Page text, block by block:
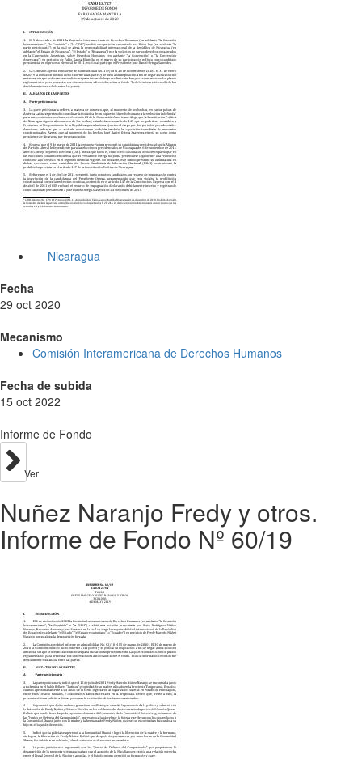
Nicaragua
Fecha
29 oct 2020
Mecanismo
Comisión Interamericana de Derechos Humanos
Fecha de subida
15 oct 2022
Informe de Fondo
Ver
Nuñez Naranjo Fredy y otros.
Informe de Fondo Nº 60/19